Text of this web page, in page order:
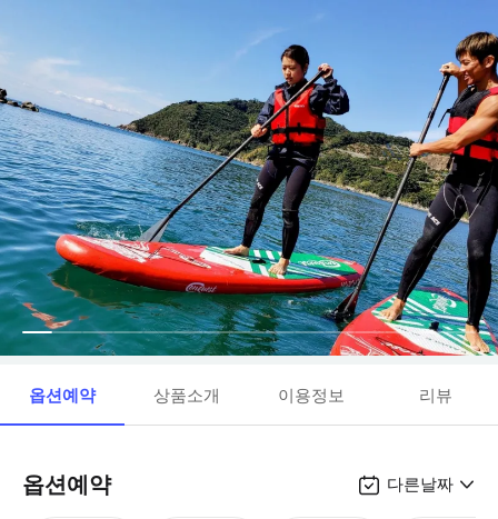
옵션예약 상품소개 이용정보 리뷰
옵션예약 다른날짜